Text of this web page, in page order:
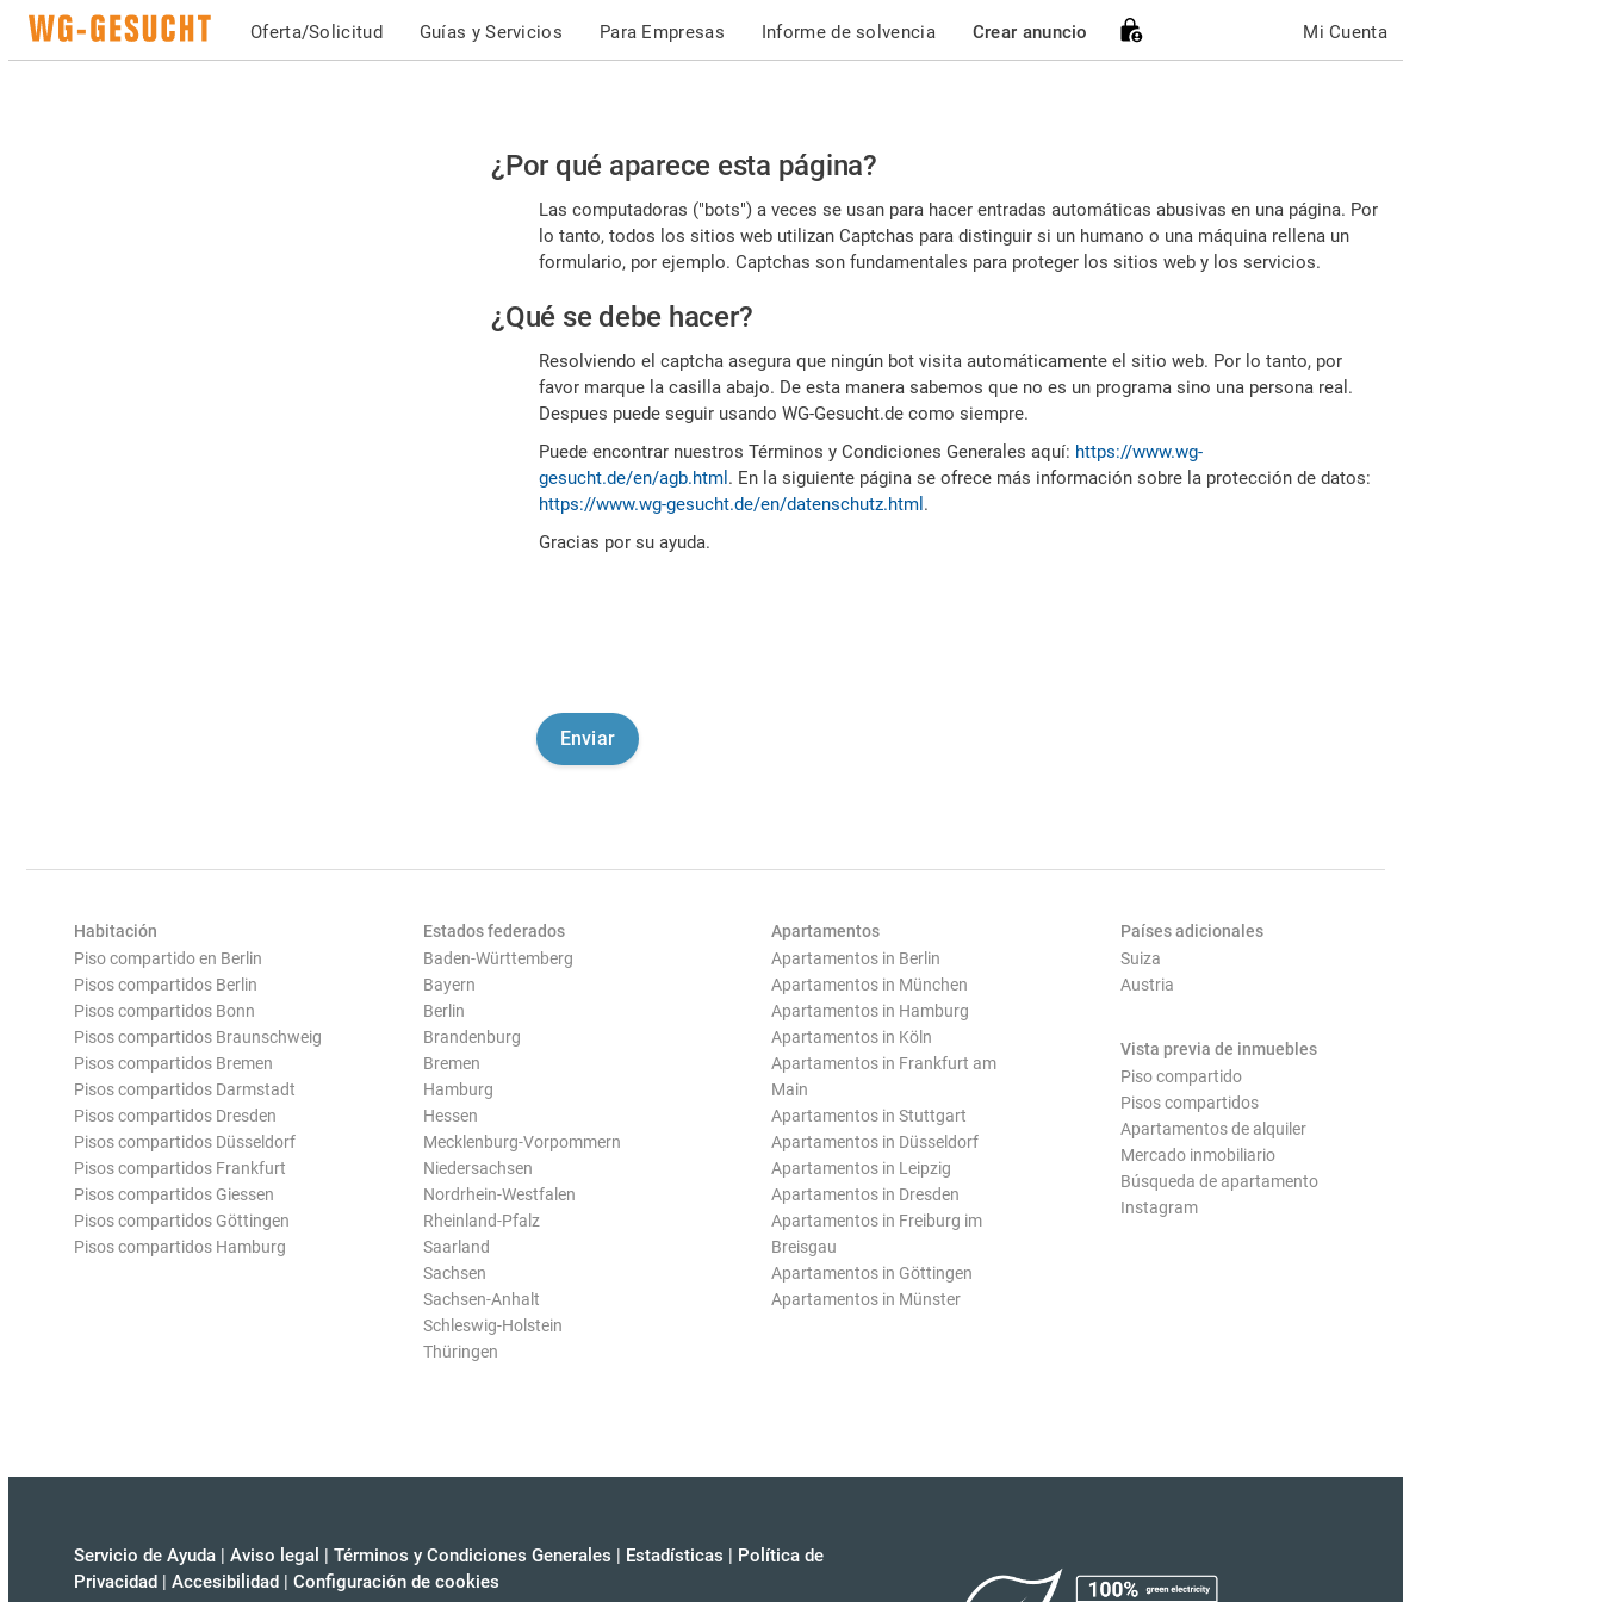
Oferta/Solicitud Guías y Servicios Para Empresas Informe de solvencia Crear anuncio Mi Cuenta
Por
favor,
confirme
es
humano
¿Por qué aparece esta página?
Las computadoras ("bots") a veces se usan para hacer entradas automáticas abusivas en una página. Por
lo tanto, todos los sitios web utilizan Captchas para distinguir si un humano o una máquina rellena un
formulario, por ejemplo. Captchas son fundamentales para proteger los sitios web y los servicios.
¿Qué se debe hacer?
Resolviendo el captcha asegura que ningún bot visita automáticamente el sitio web. Por lo tanto, por
favor marque la casilla abajo. De esta manera sabemos que no es un programa sino una persona real.
Despues puede seguir usando WG-Gesucht.de como siempre.
Puede encontrar nuestros Términos y Condiciones Generales aquí: https://www.wg-
gesucht.de/en/agb.html . En la siguiente página se ofrece más información sobre la protección de datos:
https://www.wg-gesucht.de/en/datenschutz.html .
Gracias por su ayuda.
Habitación
Piso compartido en Berlin
Pisos compartidos Berlin
Pisos compartidos Bonn
Pisos compartidos Braunschweig
Pisos compartidos Bremen
Pisos compartidos Darmstadt
Pisos compartidos Dresden
Pisos compartidos Düsseldorf
Pisos compartidos Frankfurt
Pisos compartidos Giessen
Pisos compartidos Göttingen
Pisos compartidos Hamburg
Estados federados
Baden-Württemberg
Bayern
Berlin
Brandenburg
Bremen
Hamburg
Hessen
Mecklenburg-Vorpommern
Niedersachsen
Nordrhein-Westfalen
Rheinland-Pfalz
Saarland
Sachsen
Sachsen-Anhalt
Schleswig-Holstein
Thüringen
Apartamentos
Apartamentos in Berlin
Apartamentos in München
Apartamentos in Hamburg
Apartamentos in Köln
Apartamentos in Frankfurt am
Main
Apartamentos in Stuttgart
Apartamentos in Düsseldorf
Apartamentos in Leipzig
Apartamentos in Dresden
Apartamentos in Freiburg im
Breisgau
Apartamentos in Göttingen
Apartamentos in Münster
Países adicionales
Suiza
Austria
Vista previa de inmuebles
Piso compartido
Pisos compartidos
Apartamentos de alquiler
Mercado inmobiliario
Búsqueda de apartamento
Instagram
Servicio de Ayuda | Aviso legal | Términos y Condiciones Generales | Estadísticas | Política de
Privacidad | Accesibilidad | Configuración de cookies